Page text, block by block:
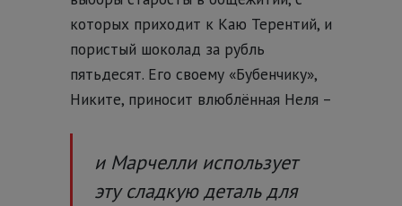
которых приходит к Каю Терентий, и
пористый шоколад за рубль
пятьдесят. Его своему «Бубенчику»,
Никите, приносит влюблённая Неля –
и Марчелли использует
эту сладкую деталь для